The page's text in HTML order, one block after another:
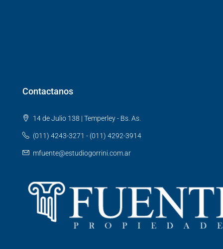
Contactanos
14 de Julio 138 | Temperley - Bs. As.
(011) 4243-3271 - (011) 4292-3914
mfuente@estudiogorrini.com.ar